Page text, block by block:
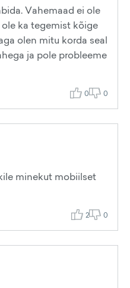
Vahemaad ei ole
ka tegemist kõige
olen mitu korda seal
ja pole probleeme
0 0
minekut mobiilset
2 0